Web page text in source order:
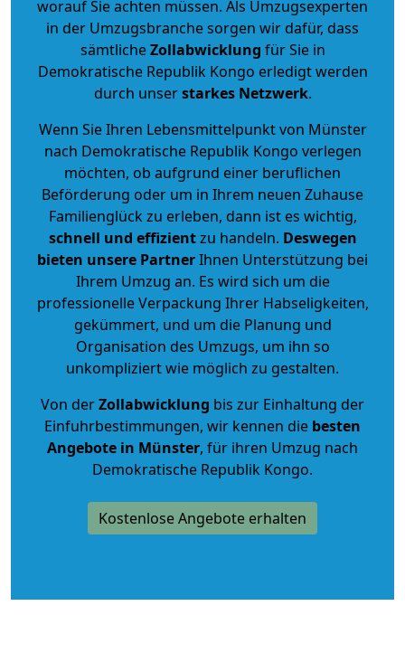
worauf Sie achten müssen. Als Umzugsexperten
in der Umzugsbranche sorgen wir dafür, dass
sämtlicheZollabwicklung für Sie in
Demokratische Republik Kongo erledigt werden
durch unserstarkes Netzwerk.
Wenn Sie Ihren Lebensmittelpunkt von Münster
nach Demokratische Republik Kongo verlegen
möchten, ob aufgrund einer beruflichen
Beförderung oder um in Ihrem neuen Zuhause
Familienglück zu erleben, dann ist es wichtig,
schnell und effizientzu handeln. Deswegen
bieten unsere PartnerIhnen Unterstützung bei
Ihrem Umzug an. Es wird sich um die
professionelle Verpackung Ihrer Habseligkeiten,
gekümmert, und um die Planung und
Organisation des Umzugs, um ihn so
unkompliziert wie möglich zu gestalten.
Von derZollabwicklung bis zur Einhaltung der
Einfuhrbestimmungen, wir kennen die besten
Angebote in Münster, für ihren Umzug nach
Demokratische Republik Kongo.
Kostenlose Angebote erhalten